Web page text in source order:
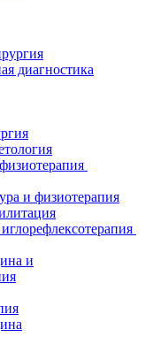
диагностика
и физиотерапия
и